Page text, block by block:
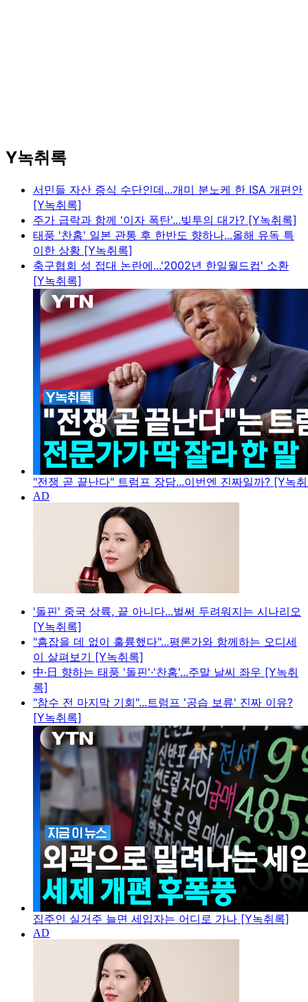
Y녹취록
서민들 자산 증식 수단인데...개미 분노케 한 ISA 개편안
[Y녹취록]
주가 급락과 함께 '이자 폭탄'...빚투의 대가? [Y녹취록]
태풍 '찬홈' 일본 관통 후 한반도 향하나...올해 유독 특
이한 상황 [Y녹취록]
축구협회 성 접대 논란에...'2002년 한일월드컵' 소환
[Y녹취록]
"전쟁 곧 끝난다" 트럼프 장담...이번엔 진짜일까? [Y녹
'돌핀' 중국 상륙, 끝 아니다...벌써 두려워지는 시나리오
[Y녹취록]
"흠잡을 데 없이 훌륭했다"...평론가와 함께하는 오디세
이 살펴보기 [Y녹취록]
中·日 향하는 태풍 '돌핀'·'찬홈'...주말 날씨 좌우 [Y녹취
록]
"참수 전 마지막 기회"...트럼프 '공습 보류' 진짜 이유?
[Y녹취록]
집주인 실거주 늘면 세입자는 어디로 가나 [Y녹취록]